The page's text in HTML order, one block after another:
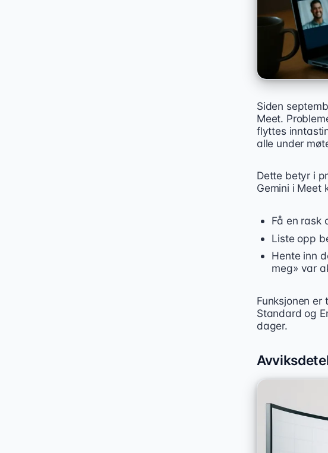
Siden
Meet.
flyttes
alle under
Dette betyr i
Gemini i Meet
Få en rask
Liste opp
Hente inn
meg» var
Funksjonen er
Standard og
dager.